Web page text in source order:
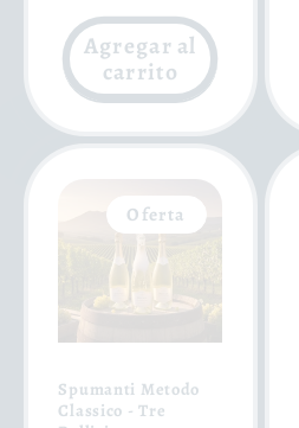
Agregar al
carrito
Oferta
Spumanti Metodo
Classico - Tre